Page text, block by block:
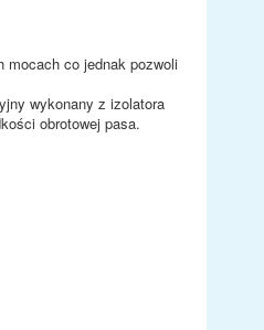
mocach co jednak pozwoli
wykonany z izolatora
obrotowej pasa.